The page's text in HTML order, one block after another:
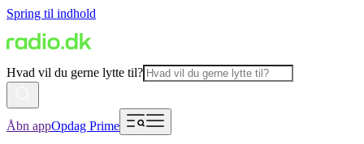
Spring til indhold
Hvad vil du gerne lytte til?
Åbn appOpdag Prime